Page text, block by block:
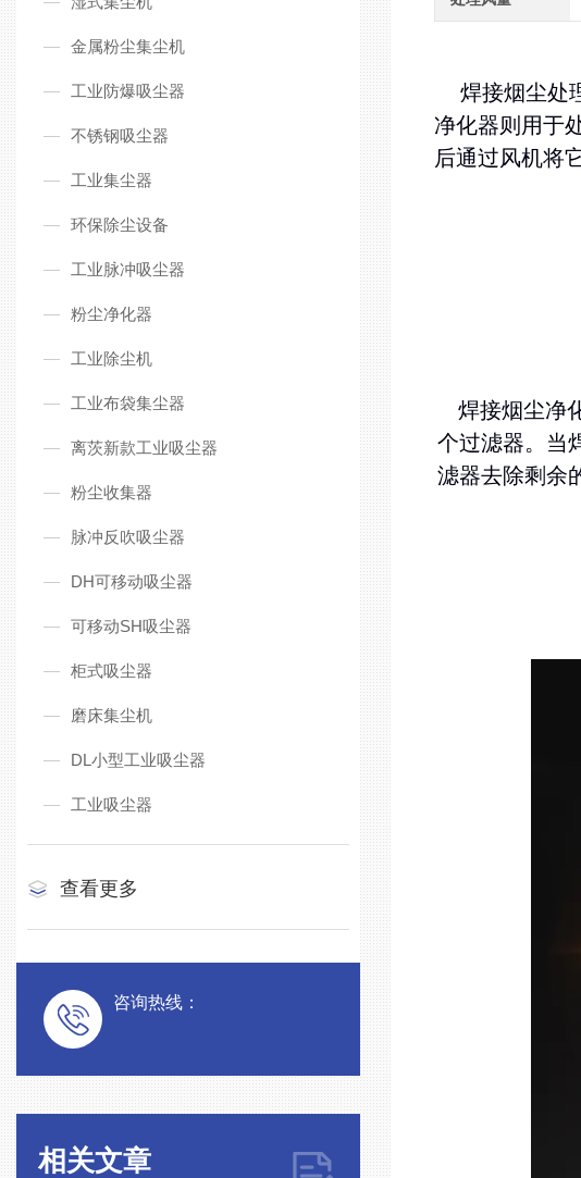
金属粉尘集尘机
工业防爆吸尘器
不锈钢吸尘器
工业集尘器
环保除尘设备
工业脉冲吸尘器
粉尘净化器
工业除尘机
工业布袋集尘器
离茨新款工业吸尘器
粉尘收集器
脉冲反吹吸尘器
DH可移动吸尘器
可移动SH吸尘器
柜式吸尘器
磨床集尘机
DL小型工业吸尘器
工业吸尘器
查看更多
咨询热线：
相关文章
焊接烟尘处
净化器则用于
后通过风机将
焊接烟尘净
个过滤器。当
滤器去除剩余